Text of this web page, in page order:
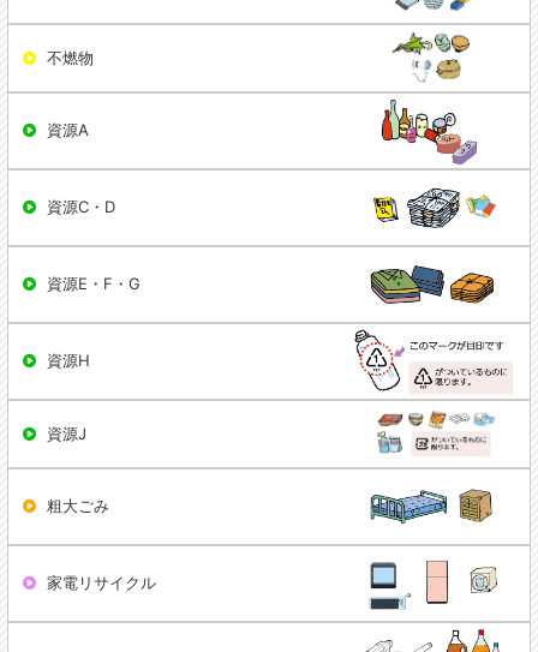
不燃物
資源A
資源C・D
資源E・F・G
資源H
資源J
粗大ごみ
家電リサイクル